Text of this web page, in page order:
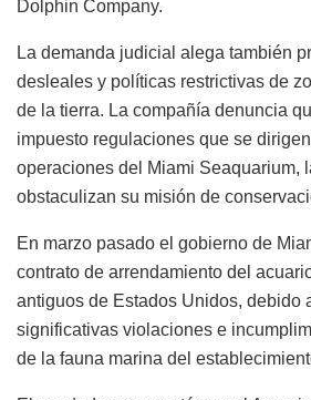
Dolphin Company.
La demanda judicial alega también
desleales y políticas restrictivas de
de la tierra. La compañía denuncia
impuesto regulaciones que se
operaciones del Miami Seaquarium,
obstaculizan su misión de
En marzo pasado el gobierno de
contrato de arrendamiento del
antiguos de Estados Unidos, debido
significativas violaciones e
de la fauna marina del